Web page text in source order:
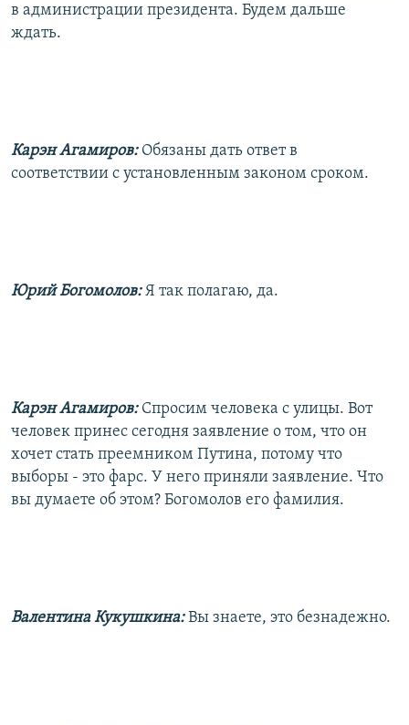
в администрации президента. Будем дальше
ждать.
Карэн Агамиров: Обязаны дать ответ в
соответствии с установленным законом сроком.
Юрий Богомолов:Я так полагаю, да.
Карэн Агамиров: Спросим человека с улицы. Вот
человек принес сегодня заявление о том, что он
хочет стать преемником Путина, потому что
выборы - это фарс. У него приняли заявление. Что
вы думаете об этом? Богомолов его фамилия.
Валентина Кукушкина:Вы знаете, это безнадежно.